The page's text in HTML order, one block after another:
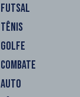
FUTSAL
TÊNIS
GOLFE
COMBATE
AUTO